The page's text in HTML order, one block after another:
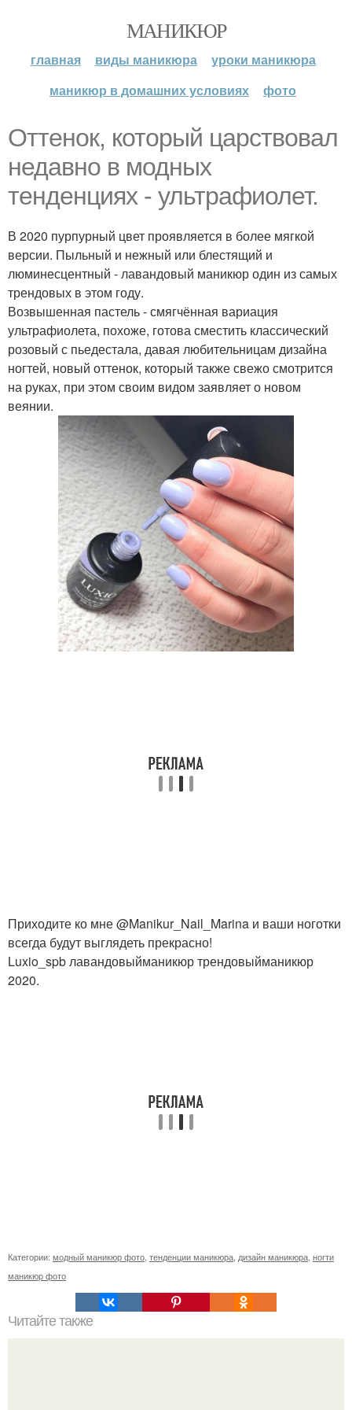
МАНИКЮР
главная виды маникюра
уроки маникюра
маникюр в домашних условиях
фото
Оттенок, который царствовал
недавно в модных
тенденциях - ультрафиолет.
В 2020 пурпурный цвет проявляется в более мягкой
версии. Пыльный и нежный или блестящий и
люминесцентный - лавандовый маникюр один из самых
трендовых в этом году.
Возвышенная пастель - смягчённая вариация
ультрафиолета, похоже, готова сместить классический
розовый с пьедестала, давая любительницам дизайна
ногтей, новый оттенок, который также свежо смотрится
на руках, при этом своим видом заявляет о новом
веянии.
Приходите ко мне @Manikur_Nail_Marina и ваши ноготки
всегда будут выглядеть прекрасно!
Luxio_spb лавандовыйманикюр трендовыйманикюр
2020.
Категории: модный маникюр фото тенденции маникюра дизайн маникюра ногти
маникюр фото
Читайте также